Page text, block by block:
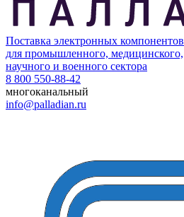
Поставка электронных компонентов
для промышленного, медицинского,
научного и военного сектора
8 800 550-88-42
многоканальный
info@palladian.ru